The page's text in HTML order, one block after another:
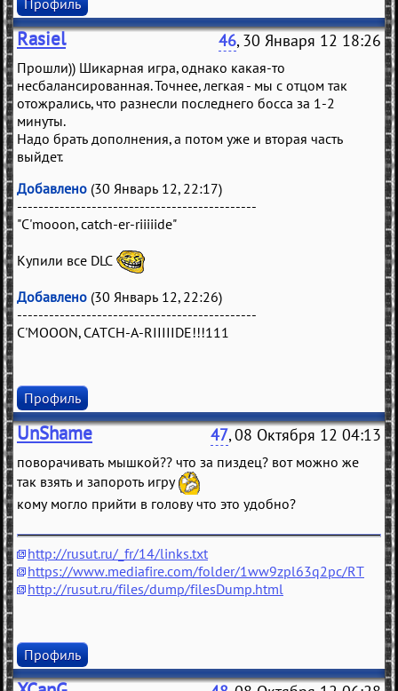
Профиль
Rasiel 46, 30 Января 12 18:26
Прошли)) Шикарная игра, однако какая-то
несбалансированная. Точнее, легкая - мы с отцом так
отожрались, что разнесли последнего босса за 1-2
минуты.
Надо брать дополнения, а потом уже и вторая часть
выйдет.
Добавлено (30 Январь 12, 22:17)
---------------------------------------------
"C'mooon, catch-er-riiiiide"
Купили все DLC
Добавлено (30 Январь 12, 22:26)
---------------------------------------------
C'MOOON, CATCH-A-RIIIIIDE!!!111
Профиль
UnShame 47, 08 Октября 12 04:13
поворачивать мышкой?? что за пиздец? вот можно же
так взять и запороть игру
кому могло прийти в голову что это удобно?
http://rusut.ru/_fr/14/links.txt
https://www.mediafire.com/folder/1ww9zpl63q2pc/RT
http://rusut.ru/files/dump/filesDump.html
Профиль